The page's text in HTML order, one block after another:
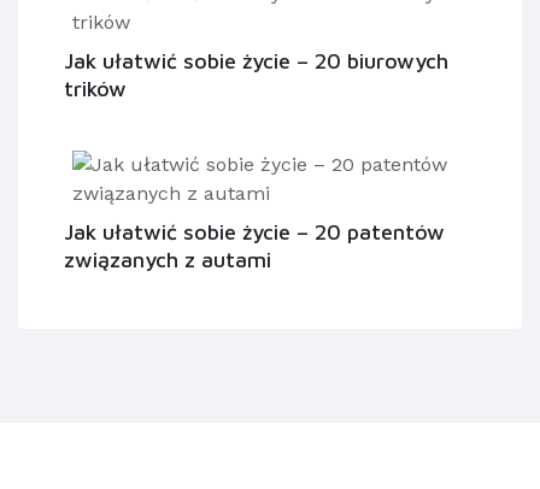
Jak ułatwić sobie życie – 20 biurowych
trików
Jak ułatwić sobie życie – 20 patentów
związanych z autami